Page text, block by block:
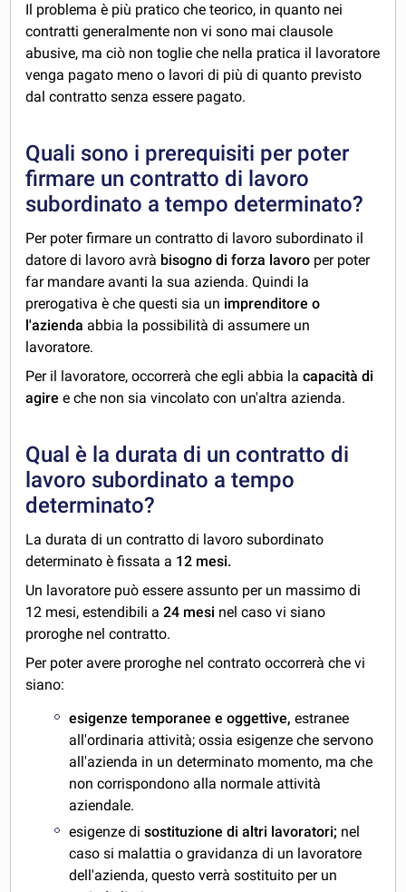
Il problema è più pratico che teorico, in quanto nei
contratti generalmente non vi sono mai clausole
abusive, ma ciò non toglie che nella pratica il lavoratore
venga pagato meno o lavori di più di quanto previsto
dal contratto senza essere pagato.
Quali sono i prerequisiti per poter
firmare un contratto di lavoro
subordinato a tempo determinato?
Per poter firmare un contratto di lavoro subordinato il
datore di lavoro avrà bisogno di forza lavoro per poter
far mandare avanti la sua azienda. Quindi la
prerogativa è che questi sia un imprenditore o
l'azienda abbia la possibilità di assumere un
lavoratore.
Per il lavoratore, occorrerà che egli abbia lacapacità di
agire e che non sia vincolato con un'altra azienda.
Qual è la durata di un contratto di
lavoro subordinato a tempo
determinato?
La durata di un contratto di lavoro subordinato
determinato è fissata a 12 mesi.
Un lavoratore può essere assunto per un massimo di
12 mesi, estendibili a 24 mesi nel caso vi siano
proroghe nel contratto.
Per poter avere proroghe nel contrato occorrerà che vi
siano:
esigenze temporanee e oggettive, estranee
all'ordinaria attività; ossia esigenze che servono
all'azienda in un determinato momento, ma che
non corrispondono alla normale attività
aziendale.
esigenze disostituzione di altri lavoratori; nel
caso si malattia o gravidanza di un lavoratore
dell'azienda, questo verrà sostituito per un